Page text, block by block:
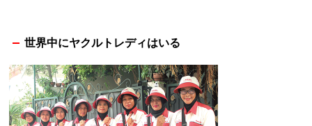
世界中にヤクルトレディはいる